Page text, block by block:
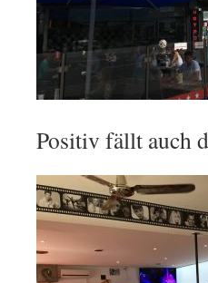
Positiv fällt auch